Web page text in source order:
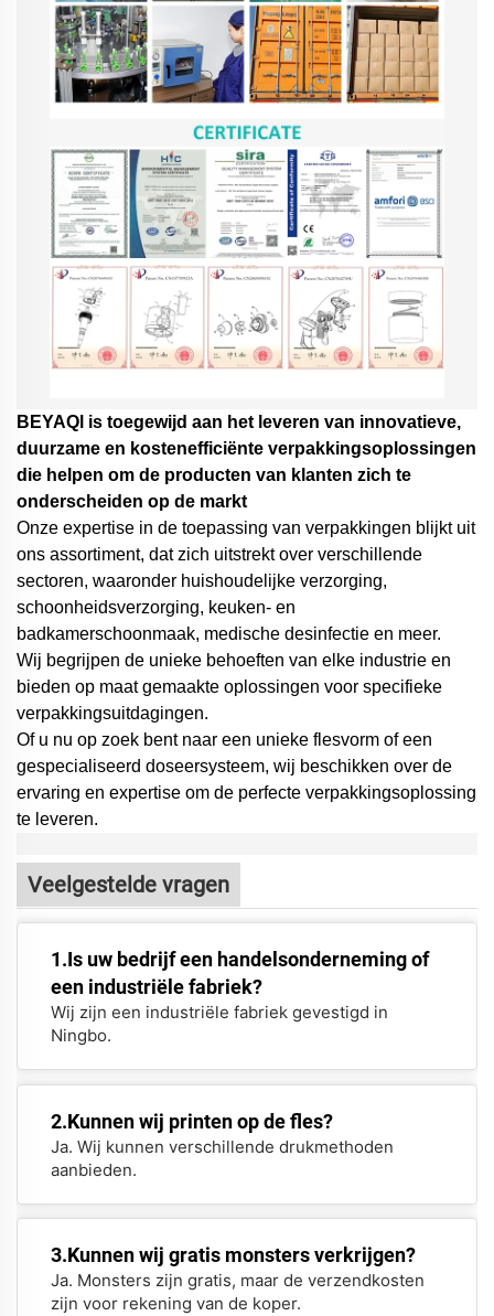
BEYAQl is toegewijd aan het leveren van innovatieve,
duurzame en kostenefficiënte verpakkingsoplossingen
die helpen om de producten van klanten zich te
onderscheiden op de markt
Onze expertise in de toepassing van verpakkingen blijkt uit
ons assortiment, dat zich uitstrekt over verschillende
sectoren, waaronder huishoudelijke verzorging,
schoonheidsverzorging, keuken- en
badkamerschoonmaak, medische desinfectie en meer.
Wij begrijpen de unieke behoeften van elke industrie en
bieden op maat gemaakte oplossingen voor specifieke
verpakkingsuitdagingen.
Of u nu op zoek bent naar een unieke flesvorm of een
gespecialiseerd doseersysteem, wij beschikken over de
ervaring en expertise om de perfecte verpakkingsoplossing
te leveren.
Veelgestelde vragen
1.Is uw bedrijf een handelsonderneming of
een industriële fabriek?
Wij zijn een industriële fabriek gevestigd in
Ningbo.
2.Kunnen wij printen op de fles?
Ja. Wij kunnen verschillende drukmethoden
aanbieden.
3.Kunnen wij gratis monsters verkrijgen?
Ja. Monsters zijn gratis, maar de verzendkosten
zijn voor rekening van de koper.